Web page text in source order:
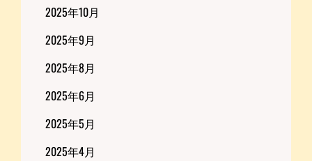
2025年10月
2025年9月
2025年8月
2025年6月
2025年5月
2025年4月